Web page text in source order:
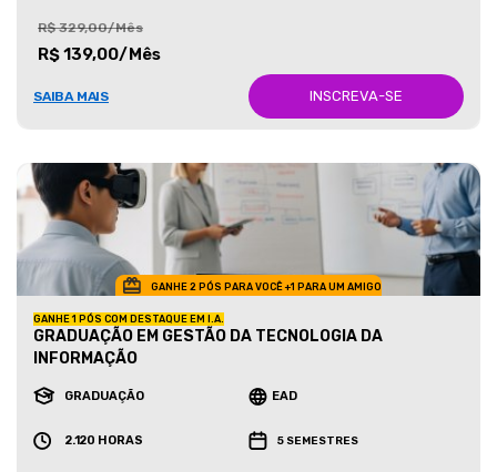
R$ 329,00/Mês
R$ 139,00/Mês
SAIBA MAIS INSCREVA-SE
GANHE 2 PÓS PARA VOCÊ +1 PARA UM AMIGO
GANHE 1 PÓS COM DESTAQUE EM I.A.
GRADUAÇÃO EM GESTÃO DA TECNOLOGIA DA
INFORMAÇÃO
GRADUAÇÃO EAD
2.120 HORAS 5 SEMESTRES